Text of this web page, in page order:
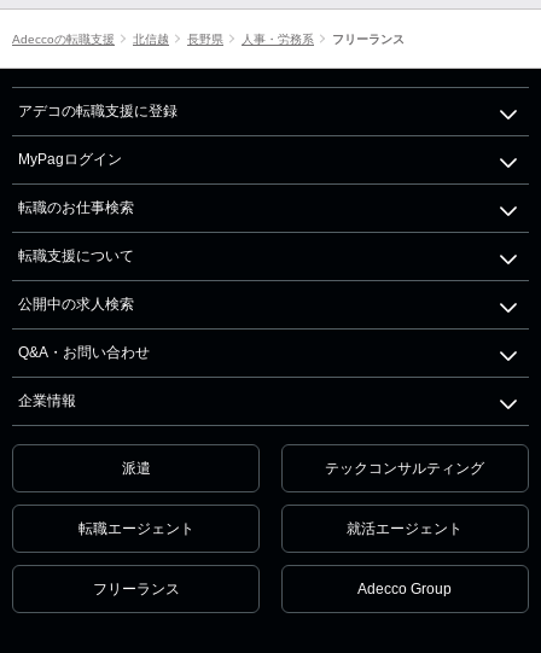
Adeccoの転職支援 北信越 長野県 人事・労務系 フリーランス
アデコの転職支援に登録
MyPagログイン
転職のお仕事検索
転職支援について
公開中の求人検索
Q&A・お問い合わせ
企業情報
派遣 テックコンサルティング
転職エージェント 就活エージェント
フリーランス Adecco Group